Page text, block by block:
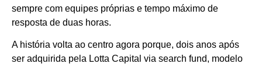
sempre com equipes próprias e tempo máximo de
resposta de duas horas.
A história volta ao centro agora porque, dois anos após
ser adquirida pela Lotta Capital via search fund, modelo